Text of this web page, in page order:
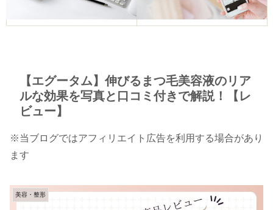
【エグータム】伸びるまつ毛美容液のリア
ルな効果を写真と口コミ付きで解説！【レ
ビュー】
※当ブログではアフィリエイト広告を利用する場合があり
ます
美容・整形